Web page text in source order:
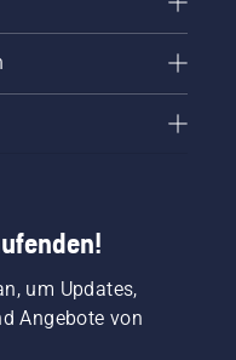
um Updates,
Angebote von